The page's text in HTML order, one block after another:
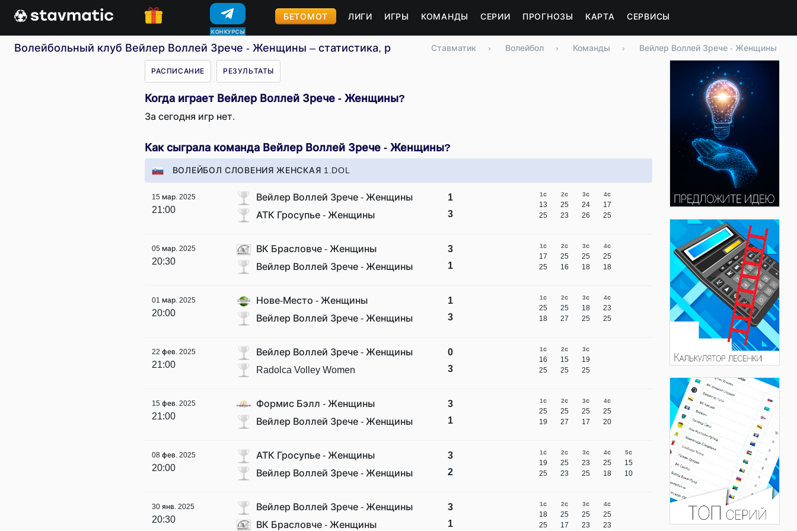
КОНКУРСЫ
БЕТОМОТ ЛИГИ ИГРЫ КОМАНДЫ СЕРИИ ПРОГНОЗЫ КАРТА СЕРВИСЫ
Волейбольный клуб Вейлер Воллей Зрече - Женщины – статистика, расписание, результаты
Ставматик › Волейбол › Команды › Вейлер Воллей Зрече - Женщины
РАСПИСАНИЕ РЕЗУЛЬТАТЫ
Когда играет Вейлер Воллей Зрече - Женщины?
За сегодня игр нет.
Как сыграла команда Вейлер Воллей Зрече - Женщины?
ВОЛЕЙБОЛ СЛОВЕНИЯ ЖЕНСКАЯ 1.DOL
15 мар. 2025
21:00
Вейлер Воллей Зрече - Женщины
АТК Гросупье - Женщины
1
3
1с
13
25
2с
25
23
3с
24
26
4с
17
25
05 мар. 2025
20:30
ВК Брасловче - Женщины
Вейлер Воллей Зрече - Женщины
3
1
1с
17
25
2с
25
16
3с
25
18
4с
25
18
01 мар. 2025
20:00
Нове-Место - Женщины
Вейлер Воллей Зрече - Женщины
1
3
1с
25
18
2с
25
27
3с
18
25
4с
23
25
22 фев. 2025
21:00
Вейлер Воллей Зрече - Женщины
Radolca Volley Women
0
3
1с
16
25
2с
15
25
3с
19
25
15 фев. 2025
21:00
Формис Бэлл - Женщины
Вейлер Воллей Зрече - Женщины
3
1
1с
25
19
2с
25
27
3с
25
17
4с
25
20
08 фев. 2025
20:00
АТК Гросупье - Женщины
Вейлер Воллей Зрече - Женщины
3
2
1с
19
25
2с
25
23
3с
23
25
4с
25
18
5с
15
10
30 янв. 2025
20:30
Вейлер Воллей Зрече - Женщины
ВК Брасловче - Женщины
3
1
1с
18
25
2с
25
17
3с
25
23
4с
25
23